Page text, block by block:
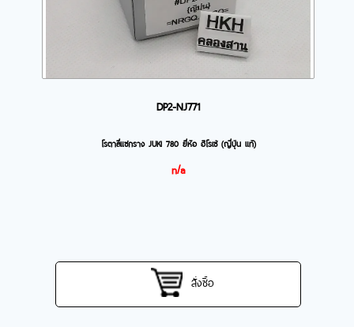
DP2-NJ771
โรตาลี่แซกราง JUKI 780 ยี่ห้อ ฮิโรเซ่ (ญี่ปุ่น แท้)
n/a
สั่งซื้อ